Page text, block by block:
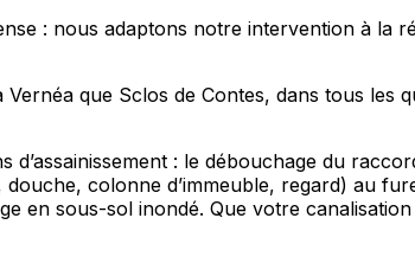
: nous adaptons notre intervention à la
que Sclos de Contes, dans tous
: le débouchage du
colonne d’immeuble, regard) au
en sous-sol inondé. Que votre